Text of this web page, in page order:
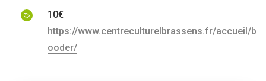
10€
https://www.centreculturelbrassens.fr/accueil/b
ooder/